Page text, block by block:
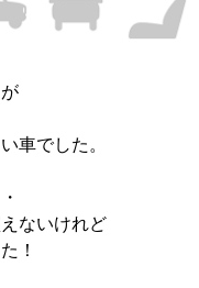
車でした。
ないけれど
！